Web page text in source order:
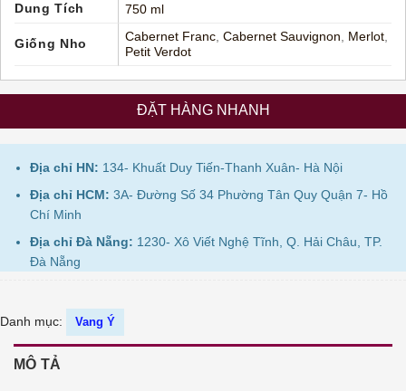
Dung Tích
750 ml
Giống Nho
Cabernet Franc, Cabernet Sauvignon Merlot,
Petit Verdot
ĐẶT HÀNG NHANH
Địa chỉ HN: 134- Khuất Duy Tiến-Thanh Xuân- Hà Nội
Địa chỉ HCM: 3A- Đường Số 34 Phường Tân Quy Quận 7- Hồ
Chí Minh
Địa chỉ Đà Nẵng: 1230- Xô Viết Nghệ Tĩnh, Q. Hải Châu, TP.
Đà Nẵng
Danh mục: Vang Ý
MÔ TẢ